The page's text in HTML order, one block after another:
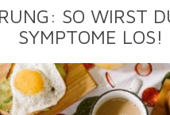
SO WIRST
SYMPTOME LOS!